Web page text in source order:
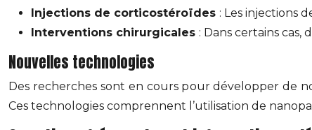
Injections de corticostéroïdes : Les injections
Interventions chirurgicales : Dans certains
Nouvelles technologies
Des recherches sont en cours pour développer de
Ces technologies comprennent l’utilisation de